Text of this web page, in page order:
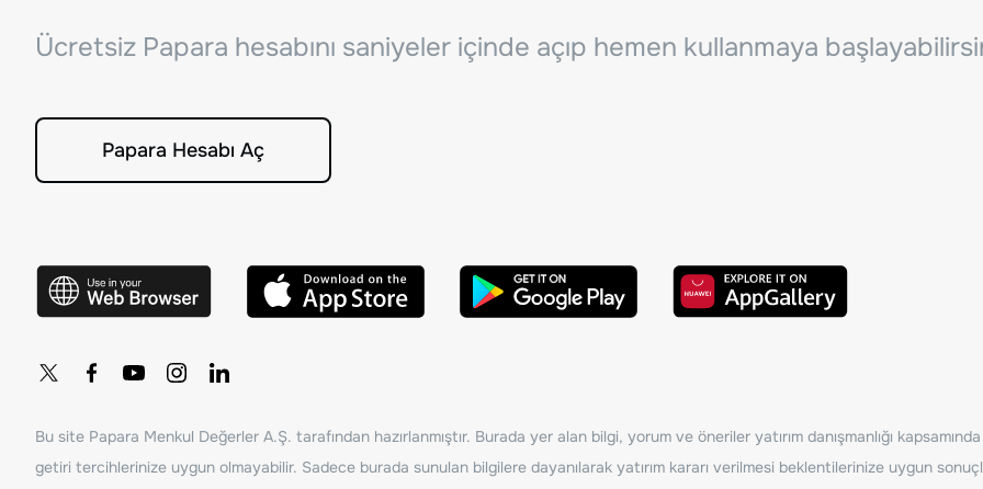
Ücretsiz Papara hesabını saniyeler içinde açıp hemen kullanmaya
Papara Hesabı Aç
Bu site Papara Menkul Değerler A.Ş. tarafından hazırlanmıştır. Burada yer alan bilgi, yorum ve öneriler yatırım danışmanlığı
getiri tercihlerinize uygun olmayabilir. Sadece burada sunulan bilgilere dayanılarak yatırım kararı verilmesi beklentilerinize uygun